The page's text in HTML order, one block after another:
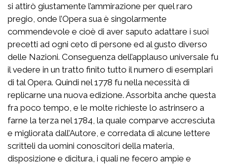
si attirò giustamente l’ammirazione per quel raro
pregio, onde l’Opera sua è singolarmente
commendevole e cioè di aver saputo adattare i suoi
precetti ad ogni ceto di persone ed al gusto diverso
delle Nazioni. Conseguenza dell’applauso universale fu
il vedere in un tratto finito tutto il numero di esemplari
di tal Opera. Quindi nel 1778 fu nella necessità di
replicarne una nuova edizione. Assorbita anche questa
fra poco tempo, e le molte richieste lo astrinsero a
farne la terza nel 1784, la quale comparve accresciuta
e migliorata dall’Autore, e corredata di alcune lettere
scritteli da uomini conoscitori della materia,
disposizione e dicitura, i quali ne fecero ampie e